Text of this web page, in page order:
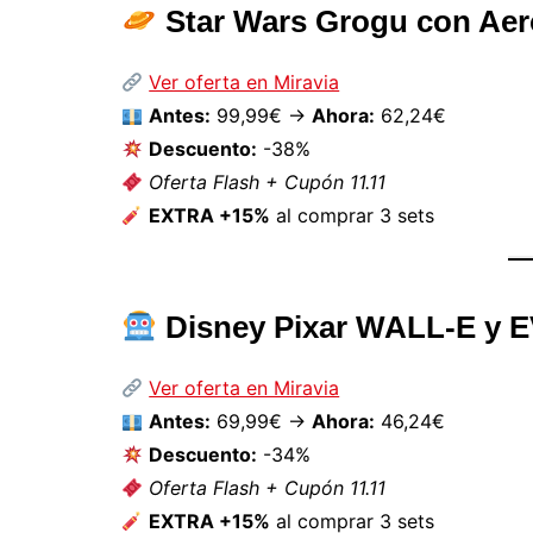
Star Wars Grogu con
Ver oferta en Miravia
Antes: 99,99€ →Ahora: 62,24€
Descuento: -38%
Oferta Flash + Cupón 11.11
EXTRA +15% al comprar 3 sets
Disney Pixar WALL-E y
Ver oferta en Miravia
Antes: 69,99€ →Ahora: 46,24€
Descuento: -34%
Oferta Flash + Cupón 11.11
EXTRA +15% al comprar 3 sets